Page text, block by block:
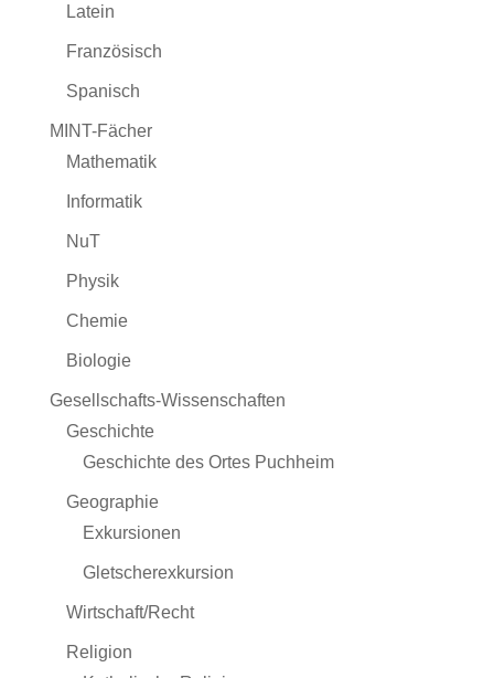
Latein
Französisch
Spanisch
MINT-Fächer
Mathematik
Informatik
NuT
Physik
Chemie
Biologie
Gesellschafts-Wissenschaften
Geschichte
Geschichte des Ortes Puchheim
Geographie
Exkursionen
Gletscherexkursion
Wirtschaft/Recht
Religion